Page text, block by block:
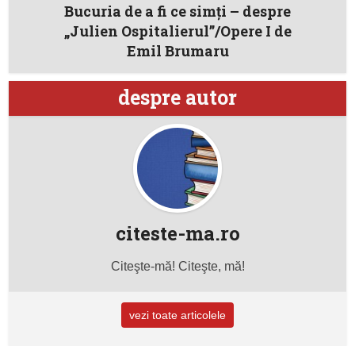
Bucuria de a fi ce simţi – despre
„Julien Ospitalierul”/Opere I de
Emil Brumaru
despre autor
citeste-ma.ro
Citeşte-mă! Citeşte, mă!
vezi toate articolele